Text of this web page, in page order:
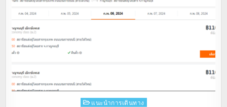
Posted
แนะนำการเดินทาง